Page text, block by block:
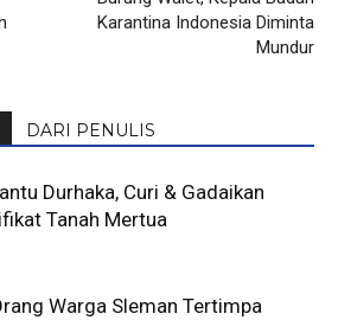
Karantina Indonesia Diminta
Mundur
DARI PENULIS
Durhaka, Curi & Gadaikan
Tanah Mertua
Warga Sleman Tertimpa